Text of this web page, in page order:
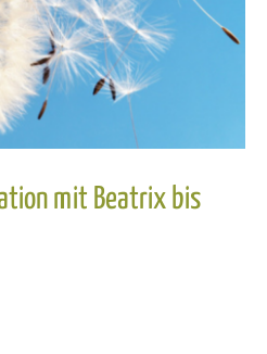
mit Beatrix bis